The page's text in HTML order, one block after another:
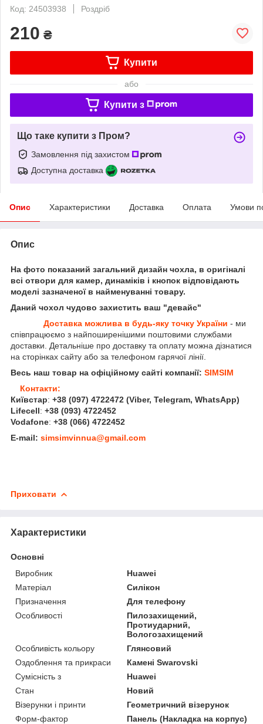
Код: 24503938
Роздріб
210 ₴
Купити
або
Купити з
Що таке купити з Пром?
Замовлення під захистом
Доступна доставка
Опис Характеристики Доставка Оплата Умови
Опис
На фото показаний загальний дизайн чохла, в оригіналі
всі отвори для камер, динаміків і кнопок відповідають
моделі зазначеної в найменуванні товару.
Даний чохол чудово захистить ваш "девайс"
Доставка можлива в будь-яку точку України - ми
співпрацюємо з найпоширенішими поштовими службами
доставки. Детальніше про доставку та оплату можна дізнатися
на сторінках сайту або за телефоном гарячої лінії.
Весь наш товар на офіційному сайті компанії: SIMSIM
Контакти:
Київстар: +38 (097) 4722472 (Viber, Telegram, WhatsApp)
Lifecell: +38 (093) 4722452
Vodafone: +38 (066) 4722452
E-mail: simsimvinnua@gmail.com
Приховати
Характеристики
Основні
Виробник
Huawei
Матеріал
Силікон
Призначення
Для телефону
Особливості
Пилозахищений,
Протиударний,
Вологозахищений
Особливість кольору
Глянсовий
Оздоблення та прикраси
Камені Swarovski
Сумісність з
Huawei
Стан
Новий
Візерунки і принти
Геометричний візерунок
Форм-фактор
Панель (Накладка на корпус)